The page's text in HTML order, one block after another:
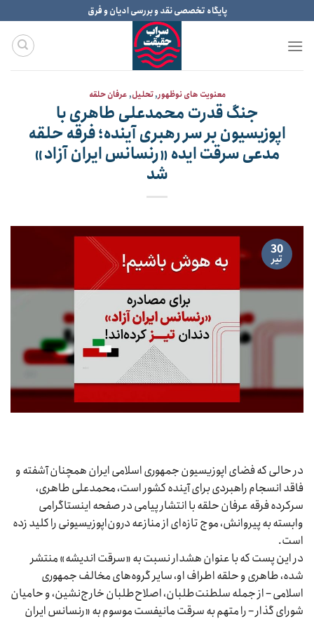
to
content
پایگاه تخصصی نقد و بررسی ادیان و فرق
معنویت های نوظهور,تحلیل,عرفان حلقه
جنگ قدرت محمدعلی طاهری با
اپوزیسیون بر سر رهبری آینده؛ فرقه حلقه
مدعی سرقت ایده «رنسانس ایران آزاد»
شد
30
تیر
در حالی که فضای اپوزیسیون جمهوری اسلامی ایران همچنان آشفته و
فاقد انسجام راهبردی برای آینده کشور است، محمدعلی طاهری،
سرکرده فرقه عرفان حلقه با انتشار پیامی در صفحه اینستاگرامی
وابسته به پیروانش، موج تازه‌ای از منازعه درون‌اپوزیسیونی را کلید زده
است.
در این پست که با عنوان هشدار نسبت به «سرقت اندیشه» منتشر
شده، طاهری و حلقه اطراف او، سایر گروه‌های مخالف جمهوری
اسلامی – از جمله سلطنت‌طلبان، اصلاح‌طلبان خارج‌نشین، و حامیان
شورای گذار – را متهم به سرقت مانیفست موسوم به «رنسانس ایران